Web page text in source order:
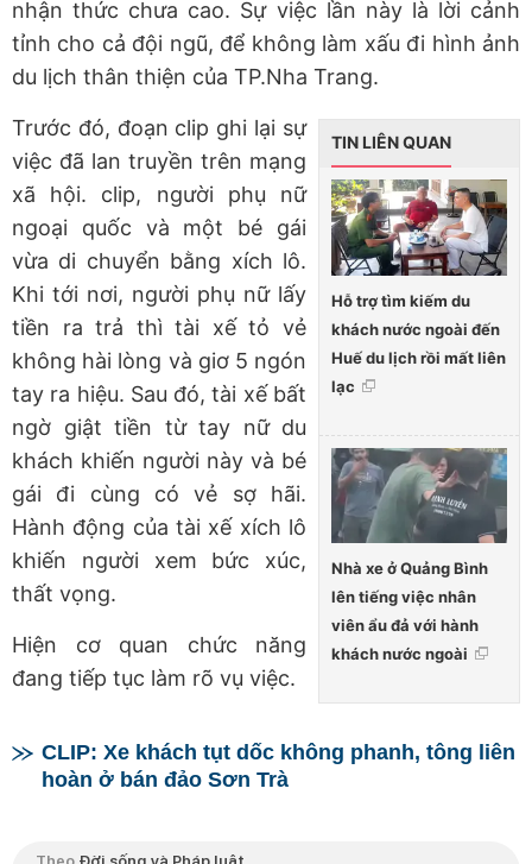
nhận thức chưa cao. Sự việc lần này là lời cảnh
tỉnh cho cả đội ngũ, để không làm xấu đi hình ảnh
du lịch thân thiện của TP.Nha Trang.
TIN LIÊN QUAN
Hỗ trợ tìm kiếm du
khách nước ngoài đến
Huế du lịch rồi mất liên
lạc
Nhà xe ở Quảng Bình
lên tiếng việc nhân
viên ẩu đả với hành
khách nước ngoài
Trước đó, đoạn clip ghi lại sự
việc đã lan truyền trên mạng
xã hội. clip, người phụ nữ
ngoại quốc và một bé gái
vừa di chuyển bằng xích lô.
Khi tới nơi, người phụ nữ lấy
tiền ra trả thì tài xế tỏ vẻ
không hài lòng và giơ 5 ngón
tay ra hiệu. Sau đó, tài xế bất
ngờ giật tiền từ tay nữ du
khách khiến người này và bé
gái đi cùng có vẻ sợ hãi.
Hành động của tài xế xích lô
khiến người xem bức xúc,
thất vọng.
Hiện cơ quan chức năng
đang tiếp tục làm rõ vụ việc.
CLIP: Xe khách tụt dốc không phanh, tông liên
hoàn ở bán đảo Sơn Trà